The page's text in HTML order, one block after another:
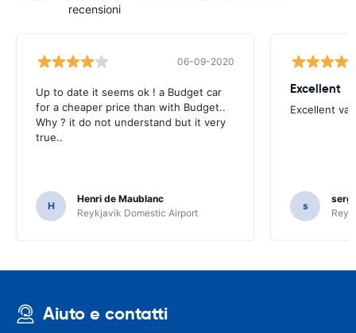
recensioni
06-09-2020
Up to date it seems ok ! a Budget car
for a cheaper price than with Budget..
Why ? it do not understand but it very
true..
H
Henri de Maublanc
Reykjavik Domestic Airport
Excellent
Excellent
s
Aiuto e contatti